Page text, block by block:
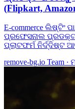
(Flipkart,
E-commerce ଲିଷ୍ଟିଂ
ପ୍ରଫେସନାଲ
ପ୍ଲାଟଫର୍ମ ନିର୍ଦ୍ଦିଷ୍ଟ
remove-bg.io Team ·